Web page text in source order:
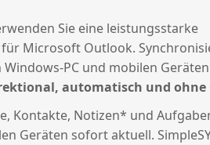
Sie eine leistungsstarke
Microsoft Outlook.
PC und mobilen
automatisch und ohne
Kontakte, Notizen* und
Geräten sofort aktuell.